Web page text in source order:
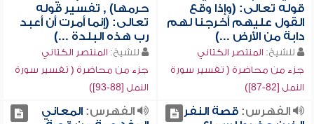
قوله تعالى: (وإذا وقع
القول عليهم أخرجنا لهم
دابة من الأرض ...)
للشيخ: المنتصر الكتاني
جزء من محاضرة ( تفسير سورة
النمل [82-87])
حرمها) , تفسير قوله
تعالى: (إنما أمرت أن أعبد
رب هذه البلدة ...)
للشيخ: المنتصر الكتاني
جزء من محاضرة ( تفسير سورة
النمل [88-93])
الفهرس:قصة النفر
الفهرس:المعاني